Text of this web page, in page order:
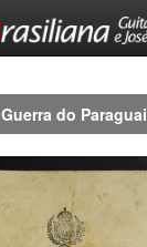
Guerra do Paraguai